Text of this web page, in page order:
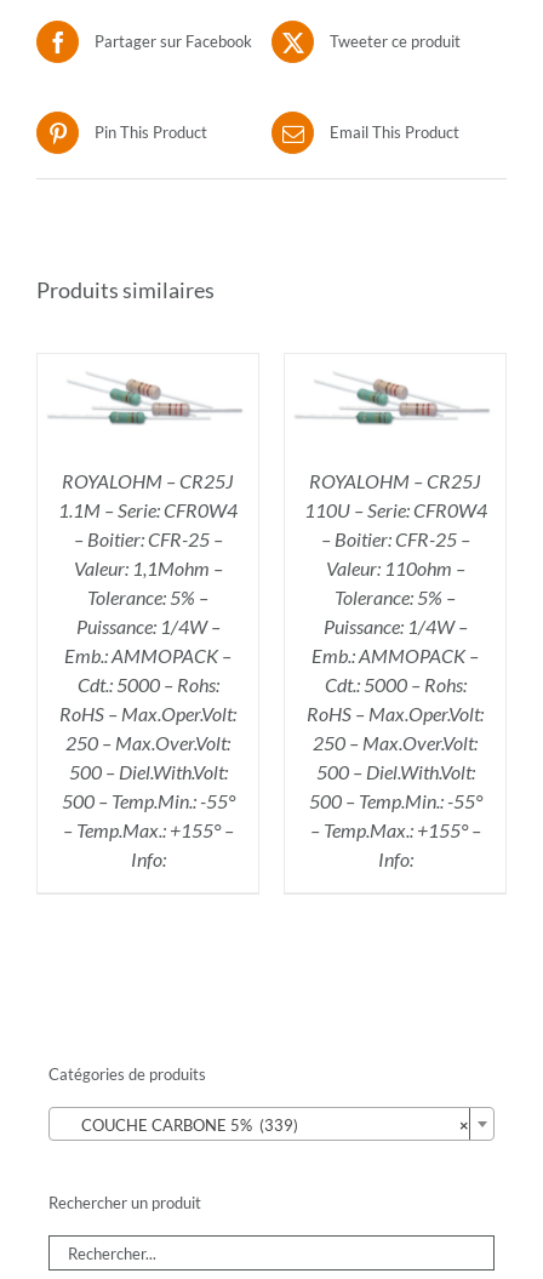
Partager sur Facebook Tweeter ce produit
Pin This Product Email This Product
Produits similaires
ROYALOHM – CR25J
1.1M – Serie: CFR0W4
– Boitier: CFR-25 –
Valeur: 1,1Mohm –
Tolerance: 5% –
Puissance: 1/4W –
Emb.: AMMOPACK –
Cdt.: 5000 – Rohs:
RoHS – Max.Oper.Volt:
250 – Max.Over.Volt:
500 – Diel.With.Volt:
500 – Temp.Min.: -55°
– Temp.Max.: +155° –
Info:
AJOUTER AU PANIER
/
DÉTAILS
ROYALOHM – CR25J
110U – Serie: CFR0W4
– Boitier: CFR-25 –
Valeur: 110ohm –
Tolerance: 5% –
Puissance: 1/4W –
Emb.: AMMOPACK –
Cdt.: 5000 – Rohs:
RoHS – Max.Oper.Volt:
250 – Max.Over.Volt:
500 – Diel.With.Volt:
500 – Temp.Min.: -55°
– Temp.Max.: +155° –
Info:
Catégories de produits
×
COUCHE CARBONE 5% (339)
Rechercher un produit